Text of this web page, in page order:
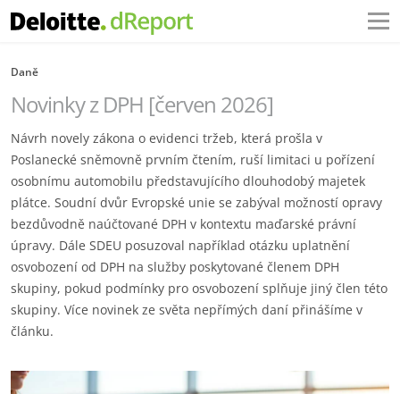
Daně
Novinky z DPH [červen 2026]
Návrh novely zákona o evidenci tržeb, která prošla v
Poslanecké sněmovně prvním čtením, ruší limitaci u pořízení
osobnímu automobilu představujícího dlouhodobý majetek
plátce. Soudní dvůr Evropské unie se zabýval možností opravy
bezdůvodně naúčtované DPH v kontextu maďarské právní
úpravy. Dále SDEU posuzoval například otázku uplatnění
osvobození od DPH na služby poskytované členem DPH
skupiny, pokud podmínky pro osvobození splňuje jiný člen této
skupiny. Více novinek ze světa nepřímých daní přinášíme v
článku.